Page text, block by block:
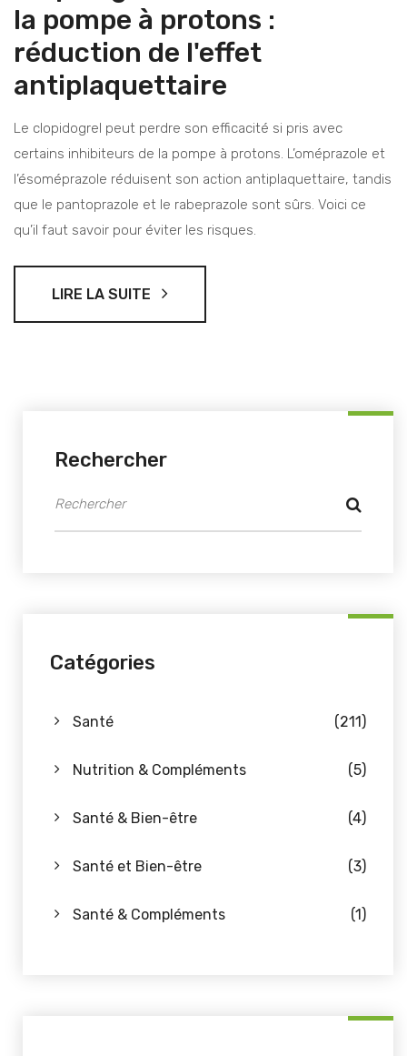
la pompe à protons :
réduction de l'effet
antiplaquettaire
Le clopidogrel peut perdre son efficacité si pris avec
certains inhibiteurs de la pompe à protons. L’oméprazole et
l’ésoméprazole réduisent son action antiplaquettaire, tandis
que le pantoprazole et le rabeprazole sont sûrs. Voici ce
qu’il faut savoir pour éviter les risques.
LIRE LA SUITE
Rechercher
Catégories
Santé (211)
Nutrition & Compléments (5)
Santé & Bien-être (4)
Santé et Bien-être (3)
Santé & Compléments (1)